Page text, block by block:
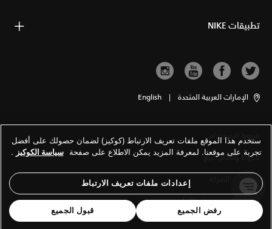
تطبيقات NIKE
الإمارات العربية المتحدة |
English
شروط الاستخدام
شروط وأحكام البيع
معلومات الشركة
سياسة الخصوصية والكوكيز
ستخدم هذا الموقع ملفات تعريف الارتباط (كوكيز) لضمان حصولك على أفضل
تجربة على موقعنا. لمعرفة المزيد يمكن الاطلاع على صفحة سياسة الكوكيز .
إعدادات ملفات تعريف الارتباط
رفض الجميع قبول الجميع